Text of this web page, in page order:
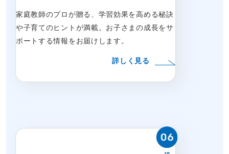
家庭教師のプロが贈る、学習効果を高める秘訣
や子育てのヒントが満載。お子さまの成長をサ
ポートする情報をお届けします。
詳しく見る